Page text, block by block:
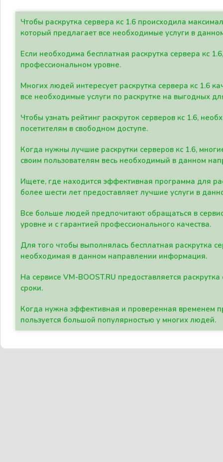
Чтобы раскрутка сервера кс 1.6 происходила
который предлагает все необходимые услуги в
Если необходима бесплатная раскрутка сервера кс
профессиональном уровне.
Многих людей интересует раскрутка сервера кс 1.6
все необходимые услуги по раскрутке на выгодных
Чтобы узнать рейтинг раскруток серверов кс 1.6,
посетителям в свободном доступе.
Когда нужны лучшие раскрутки серверов кс 1.6,
своим пользователям весь необходимый в данном
Ищете, где находится эффективная программа для
более шести лет предоставляет лучшие услуги в
Все больше людей предпочитают обращаться в
уровне и с гарантией профессионального качества.
Для того чтобы выполнялась бесплатная раскрутка
необходимая в данном направлении информация.
На сервисе VM-BOOST.RU предоставляется
сроки.
Когда нужна эффективная и проверенная временем
пользуется большой популярностью у многих людей.